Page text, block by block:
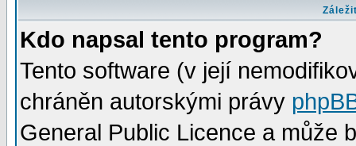
Kdo napsal tento program?
Tento software (v její
chráněn autorskými právy
General Public Licence a může